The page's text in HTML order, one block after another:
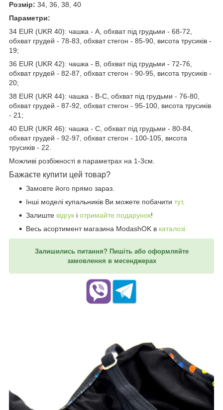
Розмір: 34, 36, 38, 40
Параметри:
34 EUR (UKR 40): чашка - А, обхват під грудьми - 68-72,
обхват грудей - 78-83, обхват стегон - 85-90, висота трусиків -
19;
36 EUR (UKR 42): чашка - В, обхват під грудьми - 72-76,
обхват грудей - 82-87, обхват стегон - 90-95, висота трусиків -
20;
38 EUR (UKR 44): чашка - В-С, обхват під грудьми - 76-80,
обхват грудей - 87-92, обхват стегон - 95-100, висота трусиків
- 21;
40 EUR (UKR 46): чашка - С, обхват під грудьми - 80-84,
обхват грудей - 92-97, обхват стегон - 100-105, висота
трусиків - 22.
Можливі розбіжності в параметрах на 1-3см.
Бажаєте купити цей товар?
Замовте його прямо зараз.
Інші моделі купальників Ви можете побачити тут.
Залиште відгук і отримайте подарунок!
Весь асортимент магазина ModashOK в каталозі.
Залишились питання? Пишіть або оформляйте
замовлення в месенджерах